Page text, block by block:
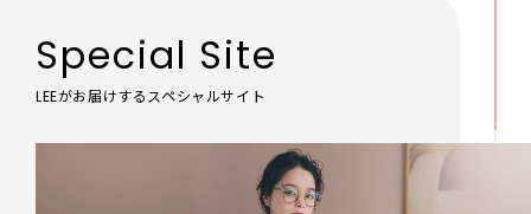
Special Site
LEEがお届けするスペシャルサイト